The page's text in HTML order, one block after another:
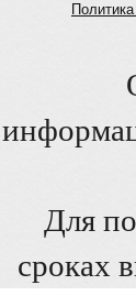
Для
сроках